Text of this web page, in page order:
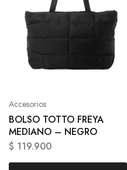
Accesorios
BOLSO TOTTO FREYA
MEDIANO – NEGRO
$ 119.900